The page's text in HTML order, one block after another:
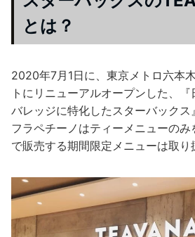
とは？
2020年7月1日に、東京メトロ六本
トにリニューアルオープンした、
バレッジに特化したスターバックス
フラペチーノはティーメニューの
で販売する期間限定メニューは取り